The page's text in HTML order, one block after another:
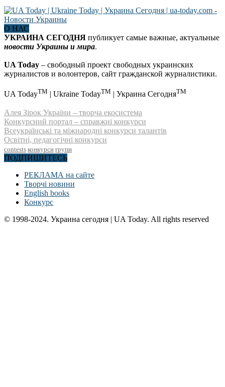
О НАС
УКРАИНА СЕГОДНЯ публикует самые важные, актуальные
новости Украины и мира.
UA Today – свободный проект свободных украинских
журналистов и волонтеров, сайт гражданской журналистики.
UA TodayTM | Ukraine TodayTM | Украина СегодняTM
Алея Зірок України – творча екосистема
Конкурсний портал – справжні конкурси
Всеукраїнські та міжнародні конкурси талантів
Освітні, педагогічні конкурси
contests конкурси групи
ПОДПИШИТЕСЬ
РЕКЛАМА на сайте
Творчі новини
English books
Конкурс
© 1998-2024. Украина сегодня | UA Today. All rights reserved